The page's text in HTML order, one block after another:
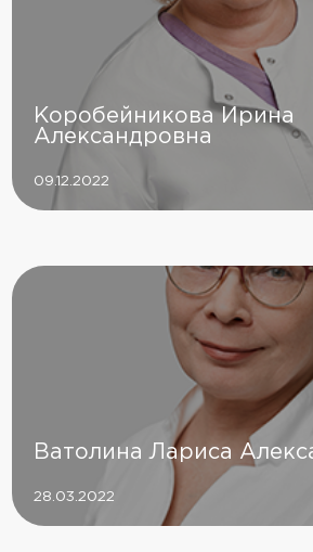
Коробейникова Ирина
Александровна
09.12.2022
Ватолина Лариса
28.03.2022